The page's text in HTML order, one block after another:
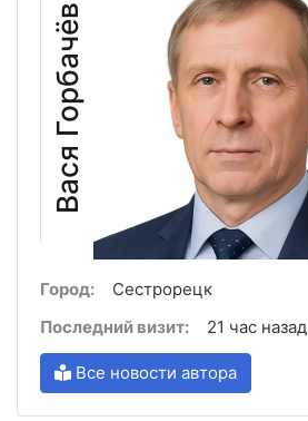
Вася Горбачёв
Город:
Сестрорецк
Последний визит:
21 час назад
Все новости автора